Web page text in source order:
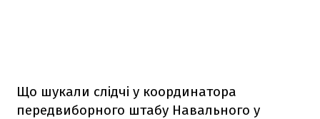
Що шукали слідчі у координатора
передвиборного штабу Навального у